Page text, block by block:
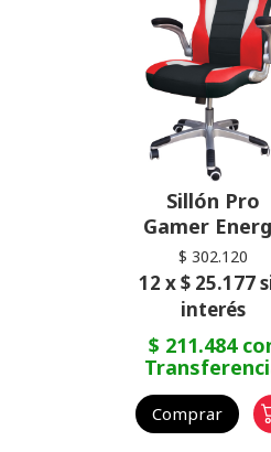
Sillón Pro
Gamer
$ 302.120
12 x $ 25.177
interés
$ 211.484
Comprar